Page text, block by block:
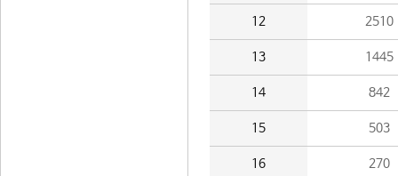
12 2510
13 1445
14 842
15 503
16 270